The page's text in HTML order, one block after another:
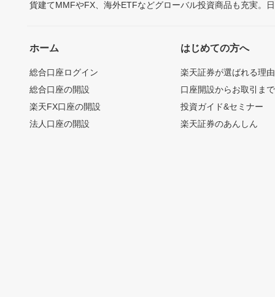
貨建てMMFやFX、海外ETFなどグローバル投資商品も充実。
ホーム
総合口座ログイン
総合口座の開設
楽天FX口座の開設
法人口座の開設
はじめての方へ
楽天証券が選ばれる理由
口座開設からお取引ま
投資ガイド&セミナー
楽天証券のあんしん